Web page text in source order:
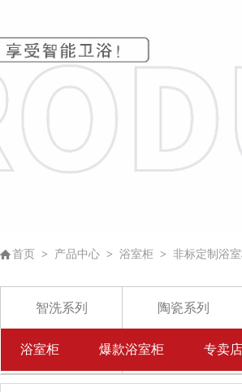
首页 > 产品中心> 浴室柜> 非标定制浴
智洗系列 陶瓷系列
浴室柜 爆款浴室柜 专卖
五金挂件